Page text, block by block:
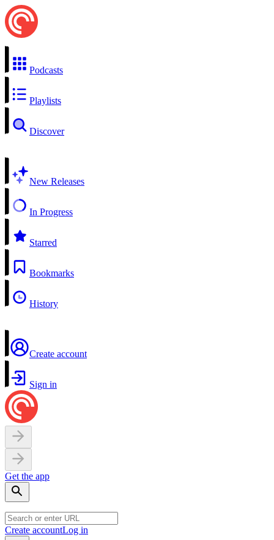
Podcasts
Playlists
Discover
New Releases
In Progress
Starred
Bookmarks
History
Create account
Sign in
Get the app
Create accountLog in